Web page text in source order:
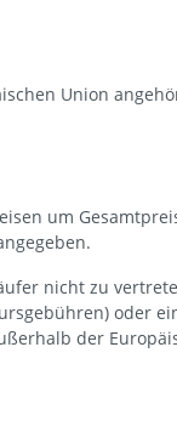
Union
um
nicht zu
oder
der